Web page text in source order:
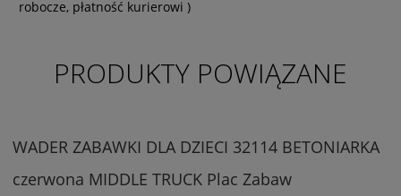
robocze, płatność kurierowi )
PRODUKTY POWIĄZANE
WADER ZABAWKI DLA DZIECI 32114 BETONIARKA
czerwona MIDDLE TRUCK Plac Zabaw